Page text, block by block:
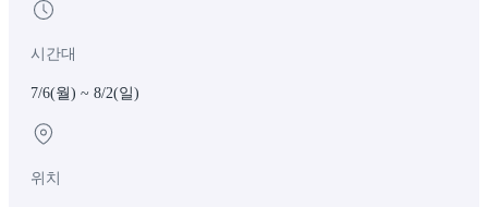
시간대
7/6(월) ~ 8/2(일)
위치